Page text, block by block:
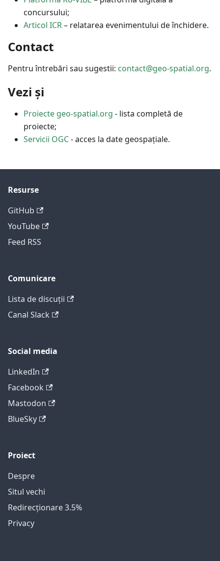
concursului;
Articol ICR– relatarea evenimentului de închidere.
Contact
Pentru întrebări sau sugestii: contact@geo-spatial.org.
Vezi și
Proiecte geo-spatial.org - lista completă de
proiecte;
Servicii OGC- acces la date geospațiale.
Resurse
GitHub
YouTube
Feed RSS
Comunicare
Lista de discuții
Canal Slack
Social media
LinkedIn
Facebook
Mastodon
BlueSky
Proiect
Despre
Situl vechi
Redirecționare 3.5%
Privacy